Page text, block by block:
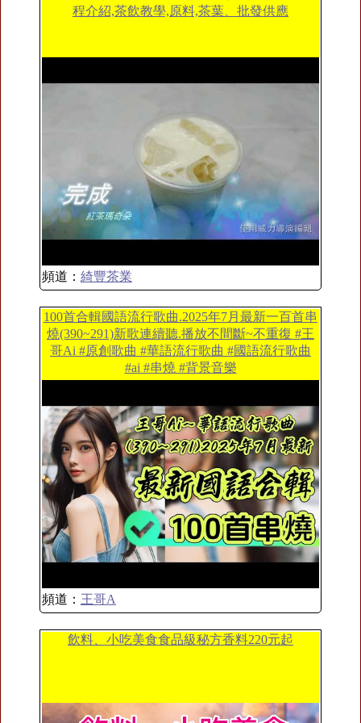
程介紹,茶飲教學,原料,茶葉、批發供應
頻道： 綺豐茶業
100首合輯國語流行歌曲.2025年7月最新一百首串
燒(390~291)新歌連續聽.播放不間斷~不重復 #王
哥Ai #原創歌曲 #華語流行歌曲 #國語流行歌曲
#ai #串燒 #背景音樂
頻道： 王哥A
飲料、小吃美食食品級秘方香料220元起